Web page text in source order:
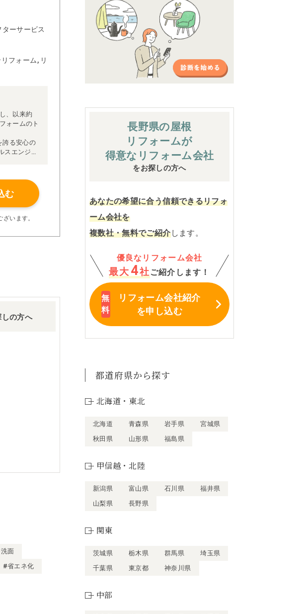
ーサービス
フォーム, リ
、以来約
ォームのト
誇る安心の
スエンジニ
安心です。
む
います。
しの方へ
面
#省エネ化
長野県の屋根
リフォームが
得意なリフォーム会社
をお探しの方へ
あなたの希望に合う信頼できるリフォ
ーム会社を
複数社・無料でご紹介します。
優良なリフォーム会社
最大 4社 ご紹介します！
リフォーム会社紹介
を申し込む
都道府県から探す
北海道・東北
北海道 青森県 岩手県
宮城県
秋田県
山形県 福島県
甲信越・北陸
新潟県 富山県 石川県
福井県
山梨県
長野県
関東
茨城県 栃木県 群馬県
埼玉県
千葉県
東京都 神奈川県
中部